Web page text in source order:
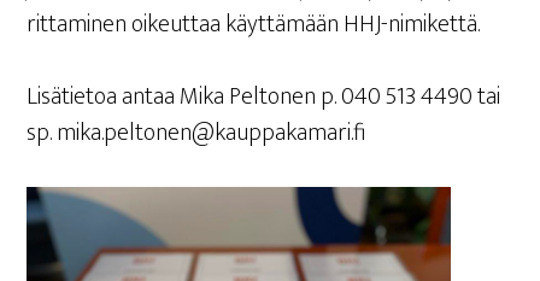
rit­ta­mi­nen oikeut­taa käyt­tä­mään HHJ-nimikettä.
Lisä­tie­toa antaa Mika Pel­to­nen p. 040 513 4490 tai
sp. mika.peltonen@kauppakamari.fi